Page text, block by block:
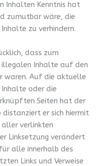
Inhalten Kenntnis hat
zumutbar wäre, die
zu verhindern.
dass zum
illegalen Inhalte auf den
waren. Auf die aktuelle
oder die
Seiten hat der
distanziert er sich hiermit
verlinkten
Linksetzung verändert
alle innerhalb des
Links und Verweise